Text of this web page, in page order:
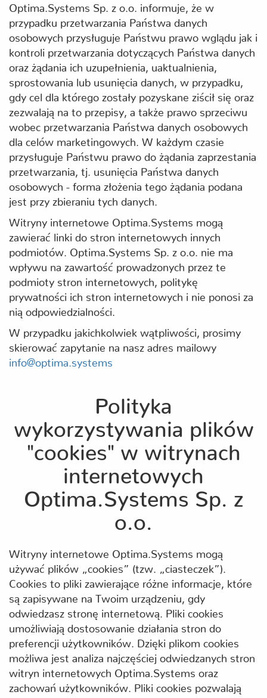
Optima.Systems Sp. z o.o. informuje, że w
przypadku przetwarzania Państwa danych
osobowych przysługuje Państwu prawo wglądu jak i
kontroli przetwarzania dotyczących Państwa danych
oraz żądania ich uzupełnienia, uaktualnienia,
sprostowania lub usunięcia danych, w przypadku,
gdy cel dla którego zostały pozyskane ziścił się oraz
zezwalają na to przepisy, a także prawo sprzeciwu
wobec przetwarzania Państwa danych osobowych
dla celów marketingowych. W każdym czasie
przysługuje Państwu prawo do żądania zaprzestania
przetwarzania, tj. usunięcia Państwa danych
osobowych - forma złożenia tego żądania podana
jest przy zbieraniu tych danych.
Witryny internetowe Optima.Systems mogą
zawierać linki do stron internetowych innych
podmiotów. Optima.Systems Sp. z o.o. nie ma
wpływu na zawartość prowadzonych przez te
podmioty stron internetowych, politykę
prywatności ich stron internetowych i nie ponosi za
nią odpowiedzialności.
W przypadku jakichkolwiek wątpliwości, prosimy
skierować zapytanie na nasz adres mailowy
info@optima.systems
Polityka
wykorzystywania plików
"cookies" w witrynach
internetowych
Optima.Systems Sp. z
o.o.
Witryny internetowe Optima.Systems mogą
używać plików „cookies” (tzw. „ciasteczek”).
Cookies to pliki zawierające różne informacje, które
są zapisywane na Twoim urządzeniu, gdy
odwiedzasz stronę internetową. Pliki cookies
umożliwiają dostosowanie działania stron do
preferencji użytkowników. Dzięki plikom cookies
możliwa jest analiza najczęściej odwiedzanych stron
witryn internetowych Optima.Systems oraz
zachowań użytkowników. Pliki cookies pozwalają